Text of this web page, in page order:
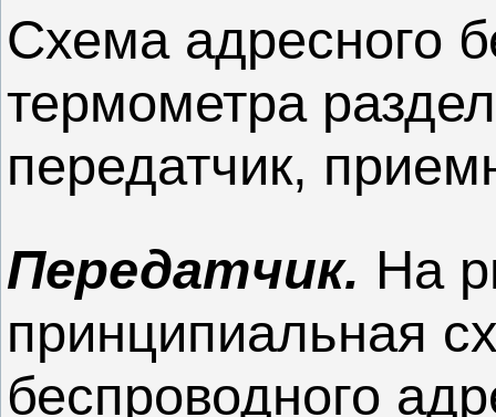
Схема адресного
термометра
передатчик,
Передатчик. На
принципиальная
беспроводного